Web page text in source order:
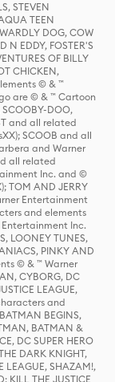
STEVEN
TEEN
DOG, COW
N EDDY, FOSTER'S
OF BILLY
CHICKEN,
© & ™
are © & ™ Cartoon
SCOOBY-DOO,
and all related
SCOOB and all
and Warner
all related
Inc. and ©
TOM AND JERRY
Entertainment
and elements
Entertainment Inc.
LOONEY TUNES,
PINKY AND
© & ™ Warner
CYBORG, DC
LEAGUE,
and
BEGINS,
BATMAN &
DC SUPER HERO
DARK KNIGHT,
LEAGUE, SHAZAM!,
KILL THE JUSTICE